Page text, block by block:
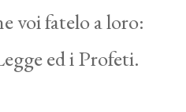
voi fatelo a loro:
ed i Profeti.